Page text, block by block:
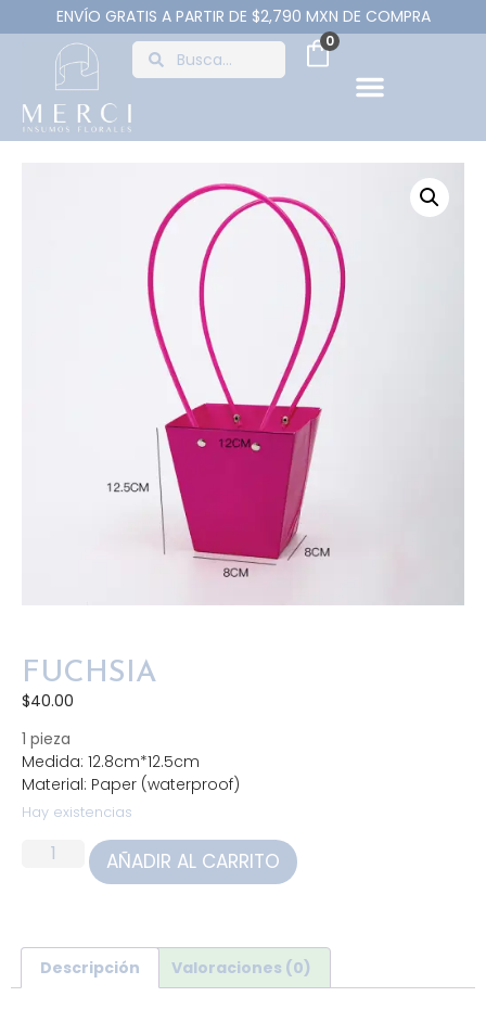
ENVÍO GRATIS A PARTIR DE $2,790 MXN DE COMPRA
0
FUCHSIA
$40.00
1 pieza
Medida: 12.8cm*12.5cm
Material: Paper (waterproof)
Hay existencias
AÑADIR AL CARRITO
Descripción Valoraciones (0)